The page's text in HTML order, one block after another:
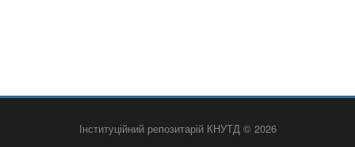
Інституційний репозитарій КНУТД © 2026